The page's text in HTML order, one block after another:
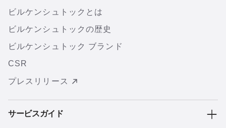
ビルケンシュトックとは
ビルケンシュトックの歴史
ビルケンシュトック ブランド
CSR
プレスリリース
サービスガイド